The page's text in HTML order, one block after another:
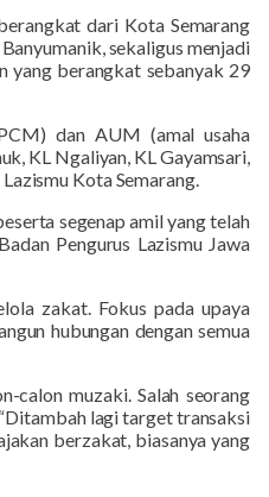
dari Kota Semarang
sekaligus menjadi
yang berangkat sebanyak 29
dan AUM (amal usaha
KL Ngaliyan, KL Gayamsari,
Kota Semarang.
segenap amil yang telah
Pengurus Lazismu Jawa
zakat. Fokus pada upaya
hubungan dengan semua
calon muzaki. Salah seorang
lagi target transaksi
berzakat, biasanya yang